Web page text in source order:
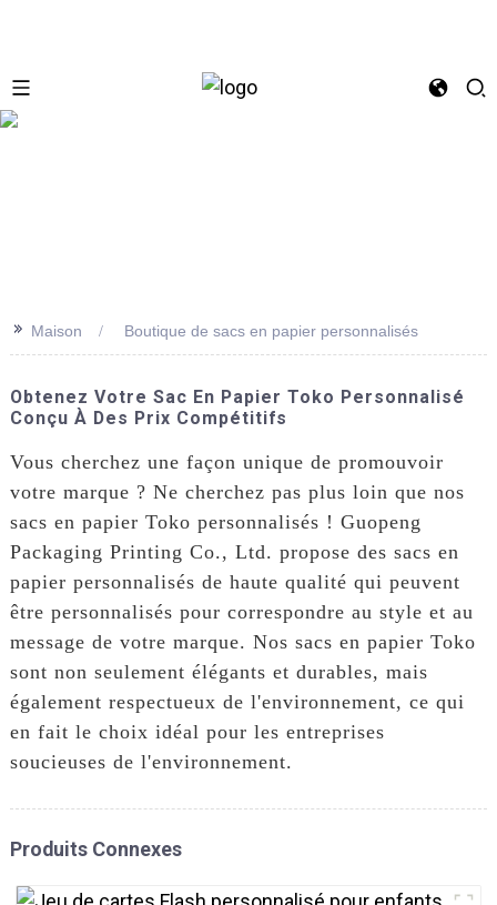
>> Maison Boutique de sacs en papier personnalisés
Obtenez Votre Sac En Papier Toko Personnalisé
Conçu À Des Prix Compétitifs
Vous cherchez une façon unique de promouvoir
votre marque ? Ne cherchez pas plus loin que nos
sacs en papier Toko personnalisés ! Guopeng
Packaging Printing Co., Ltd. propose des sacs en
papier personnalisés de haute qualité qui peuvent
être personnalisés pour correspondre au style et au
message de votre marque. Nos sacs en papier Toko
sont non seulement élégants et durables, mais
également respectueux de l'environnement, ce qui
en fait le choix idéal pour les entreprises
soucieuses de l'environnement.
Produits Connexes